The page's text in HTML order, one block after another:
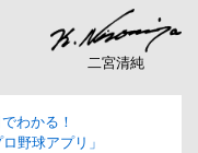
二宮清純
わかる！
野球アプリ」